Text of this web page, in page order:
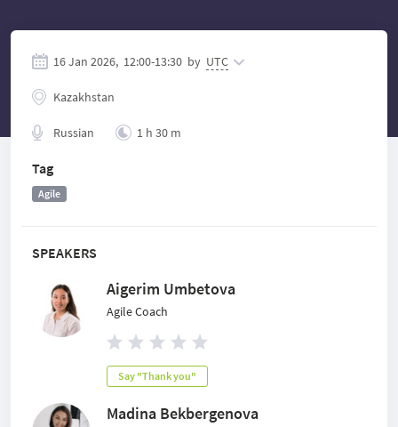
SPEAKERS
Aigerim Umbetova
Agile Coach
Say "Thank you"
Madina Bekbergenova
16 Jan 2026, 12:00-13:30 by UTC
Kazakhstan
Russian 1 h 30 m
Tag
Agile